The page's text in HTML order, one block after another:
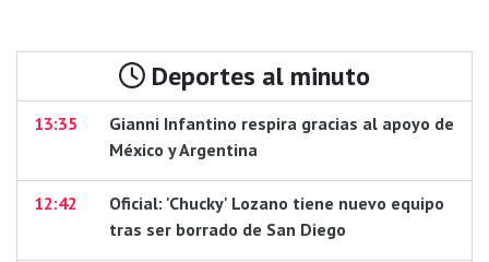
Deportes al minuto
13:35
Gianni Infantino respira gracias al apoyo de
México y Argentina
12:42
Oficial: 'Chucky' Lozano tiene nuevo equipo
tras ser borrado de San Diego